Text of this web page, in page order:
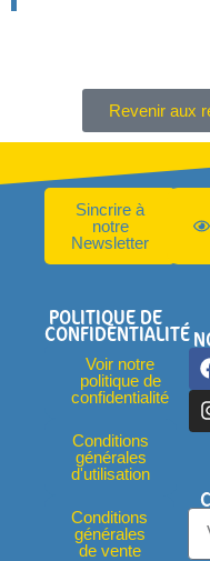
Revenir aux
Sincrire à
notre
Newsletter
POLITIQUE DE
CONFIDENTIALITÉ
Voir notre
politique de
confidentialité
Conditions
générales
d'utilisation
Conditions
générales
de vente